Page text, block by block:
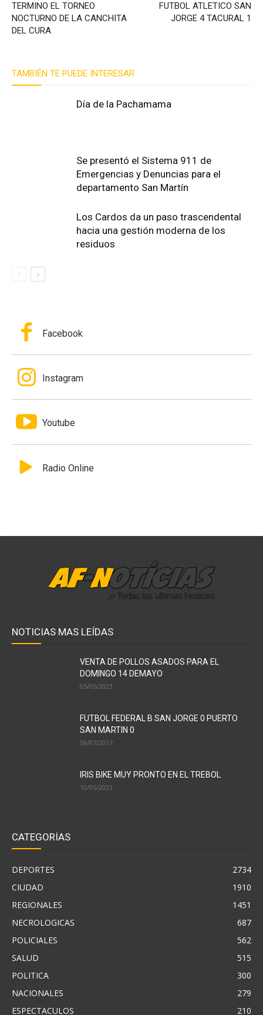
TERMINO EL TORNEO
NOCTURNO DE LA CANCHITA
DEL CURA
FUTBOL ATLETICO SAN
JORGE 4 TACURAL 1
TAMBIÉN TE PUEDE INTERESAR
Día de la Pachamama
Se presentó el Sistema 911 de
Emergencias y Denuncias para el
departamento San Martín
Los Cardos da un paso trascendental
hacia una gestión moderna de los
residuos
Facebook
Instagram
Youtube
Radio Online
NOTICIAS MAS LEÍDAS
VENTA DE POLLOS ASADOS PARA EL
DOMINGO 14 DEMAYO
05/05/2023
FUTBOL FEDERAL B SAN JORGE 0 PUERTO
SAN MARTIN 0
09/07/2017
IRIS BIKE MUY PRONTO EN EL TREBOL
10/05/2023
CATEGORÍAS
DEPORTES
2734
CIUDAD
1910
REGIONALES
1451
NECROLOGICAS
687
POLICIALES
562
SALUD
515
POLITICA
300
NACIONALES
279
ESPECTACULOS
210